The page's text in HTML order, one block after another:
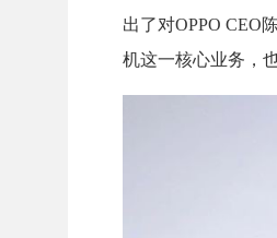
出了对OPPO CEO
机这一核心业务，